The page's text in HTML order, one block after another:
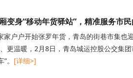
变身“移动年货驿站”，精准服务市
家户户开始张罗年货，青岛的街巷市集
更温暖，2月8日，青岛城运控股公交集
。 [详细>]